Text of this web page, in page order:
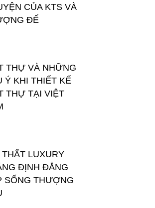
CỦA KTS VÀ
ĐẾ
THỰ VÀ NHỮNG
Ý KHI THIẾT KẾ
THỰ TẠI VIỆT
THẤT LUXURY
ĐỊNH ĐẲNG
SỐNG THƯỢNG